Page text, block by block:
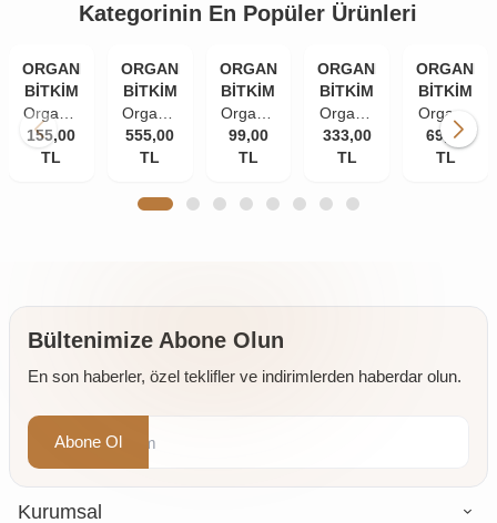
Kategorinin En Popüler Ürünleri
ORGANİK
BİTKİM
Organik
Bitkim
84
Öğütülmüş
gr
155,00
TL
ORGANİK
BİTKİM
Organik
Bitkim
Akgünlük
(Günlük-
555,00
TL
ORGANİK
BİTKİM
Organik
Bitkim
Tane
(İri
99,00
TL
ORGANİK
BİTKİM
Organik
Bitkim
Damla
10 gr
333,00
TL
ORGANİK
BİTKİM
Organik
Bitkim
Zerdeçal
69,00
TL
Bültenimize Abone Olun
En son haberler, özel teklifler ve indirimlerden haberdar olun.
Abone Ol
Kurumsal